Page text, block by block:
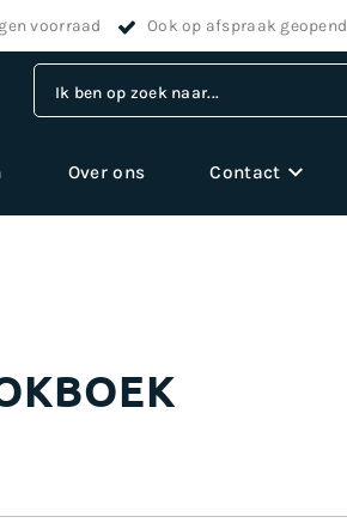
voorraad Ook op afspraak geopend
Ik ben op zoek naar...
Over ons Contact